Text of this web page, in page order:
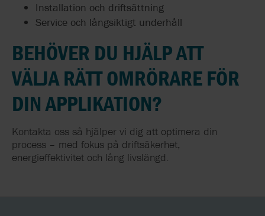
Installation och driftsättning
Service och långsiktigt underhåll
BEHÖVER DU HJÄLP ATT
VÄLJA RÄTT OMRÖRARE FÖR
DIN APPLIKATION?
Kontakta oss så hjälper vi dig att optimera din
process – med fokus på driftsäkerhet,
energieffektivitet och lång livslängd.